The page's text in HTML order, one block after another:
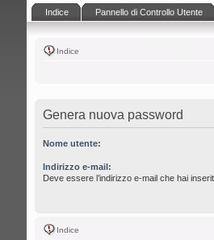
Indice Pannello di Controllo Utente
Indice
Genera nuova password
Nome utente:
Indirizzo e-mail:
Deve essere l’indirizzo e-mail che hai
Indice